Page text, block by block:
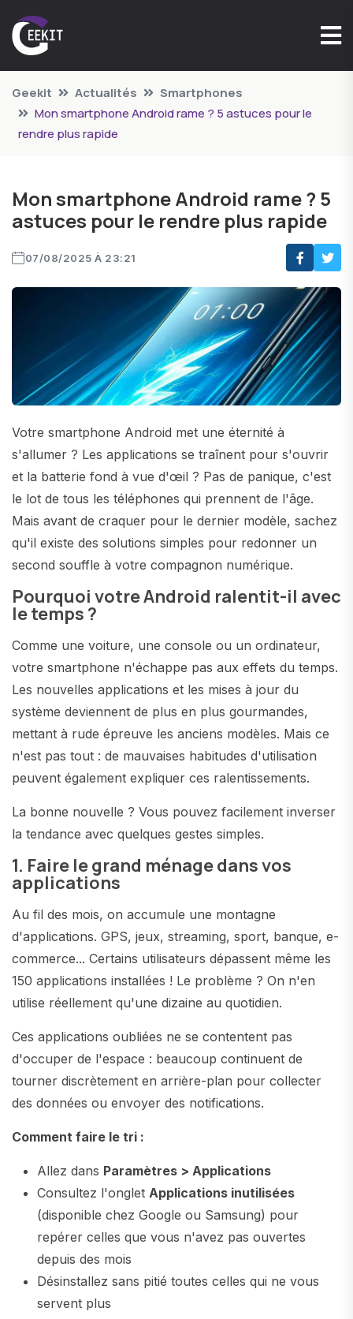
Geekit Actualités
Smartphones
Mon smartphone Android rame ? 5 astuces pour le
rendre plus rapide
Mon smartphone Android rame ? 5
astuces pour le rendre plus rapide
07/08/2025 À 23:21
Votre smartphone Android met une éternité à
s'allumer ? Les applications se traînent pour s'ouvrir
et la batterie fond à vue d'œil ? Pas de panique, c'est
le lot de tous les téléphones qui prennent de l'âge.
Mais avant de craquer pour le dernier modèle, sachez
qu'il existe des solutions simples pour redonner un
second souffle à votre compagnon numérique.
Pourquoi votre Android ralentit-il avec
le temps ?
Comme une voiture, une console ou un ordinateur,
votre smartphone n'échappe pas aux effets du temps.
Les nouvelles applications et les mises à jour du
système deviennent de plus en plus gourmandes,
mettant à rude épreuve les anciens modèles. Mais ce
n'est pas tout : de mauvaises habitudes d'utilisation
peuvent également expliquer ces ralentissements.
La bonne nouvelle ? Vous pouvez facilement inverser
la tendance avec quelques gestes simples.
1. Faire le grand ménage dans vos
applications
Au fil des mois, on accumule une montagne
d'applications. GPS, jeux, streaming, sport, banque, e-
commerce... Certains utilisateurs dépassent même les
150 applications installées ! Le problème ? On n'en
utilise réellement qu'une dizaine au quotidien.
Ces applications oubliées ne se contentent pas
d'occuper de l'espace : beaucoup continuent de
tourner discrètement en arrière-plan pour collecter
des données ou envoyer des notifications.
Comment faire le tri :
Allez dans Paramètres > Applications
Consultez l'onglet Applications inutilisées
(disponible chez Google ou Samsung) pour
repérer celles que vous n'avez pas ouvertes
depuis des mois
Désinstallez sans pitié toutes celles qui ne vous
servent plus